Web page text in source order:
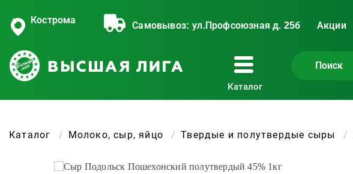
Кострома
Самовывоз: ул.Профсоюзная д. 25б Акции
Каталог
Каталог Молоко, сыр, яйцо Твердые и полутвердые сыры